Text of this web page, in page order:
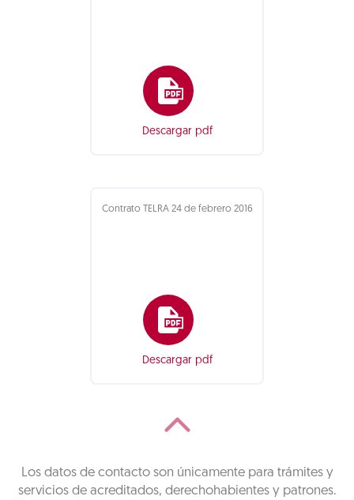
Descargar pdf
Contrato TELRA 24 de febrero 2016
Descargar pdf
Los datos de contacto son únicamente para trámites y
servicios de acreditados, derechohabientes y patrones.